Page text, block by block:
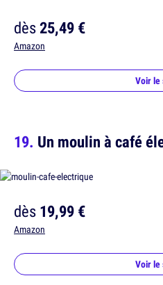
dès25,49 €
Amazon
Voir le
Un moulin à café
dès19,99 €
Amazon
Voir le